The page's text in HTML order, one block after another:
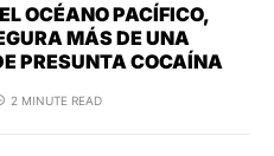
OCÉANO PACÍFICO,
MÁS DE UNA
PRESUNTA COCAÍNA
2 MINUTE READ